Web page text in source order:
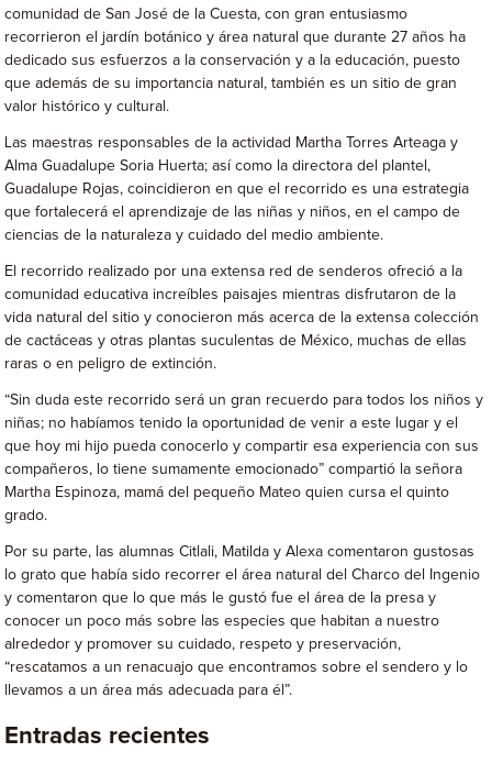
comunidad de San José de la Cuesta, con gran entusiasmo
recorrieron el jardín botánico y área natural que durante 27 años ha
dedicado sus esfuerzos a la conservación y a la educación, puesto
que además de su importancia natural, también es un sitio de gran
valor histórico y cultural.
Las maestras responsables de la actividad Martha Torres Arteaga y
Alma Guadalupe Soria Huerta; así como la directora del plantel,
Guadalupe Rojas, coincidieron en que el recorrido es una estrategia
que fortalecerá el aprendizaje de las niñas y niños, en el campo de
ciencias de la naturaleza y cuidado del medio ambiente.
El recorrido realizado por una extensa red de senderos ofreció a la
comunidad educativa increíbles paisajes mientras disfrutaron de la
vida natural del sitio y conocieron más acerca de la extensa colección
de cactáceas y otras plantas suculentas de México, muchas de ellas
raras o en peligro de extinción.
“Sin duda este recorrido será un gran recuerdo para todos los niños y
niñas; no habíamos tenido la oportunidad de venir a este lugar y el
que hoy mi hijo pueda conocerlo y compartir esa experiencia con sus
compañeros, lo tiene sumamente emocionado” compartió la señora
Martha Espinoza, mamá del pequeño Mateo quien cursa el quinto
grado.
Por su parte, las alumnas Citlali, Matilda y Alexa comentaron gustosas
lo grato que había sido recorrer el área natural del Charco del Ingenio
y comentaron que lo que más le gustó fue el área de la presa y
conocer un poco más sobre las especies que habitan a nuestro
alrededor y promover su cuidado, respeto y preservación,
“rescatamos a un renacuajo que encontramos sobre el sendero y lo
llevamos a un área más adecuada para él”.
Entradas recientes